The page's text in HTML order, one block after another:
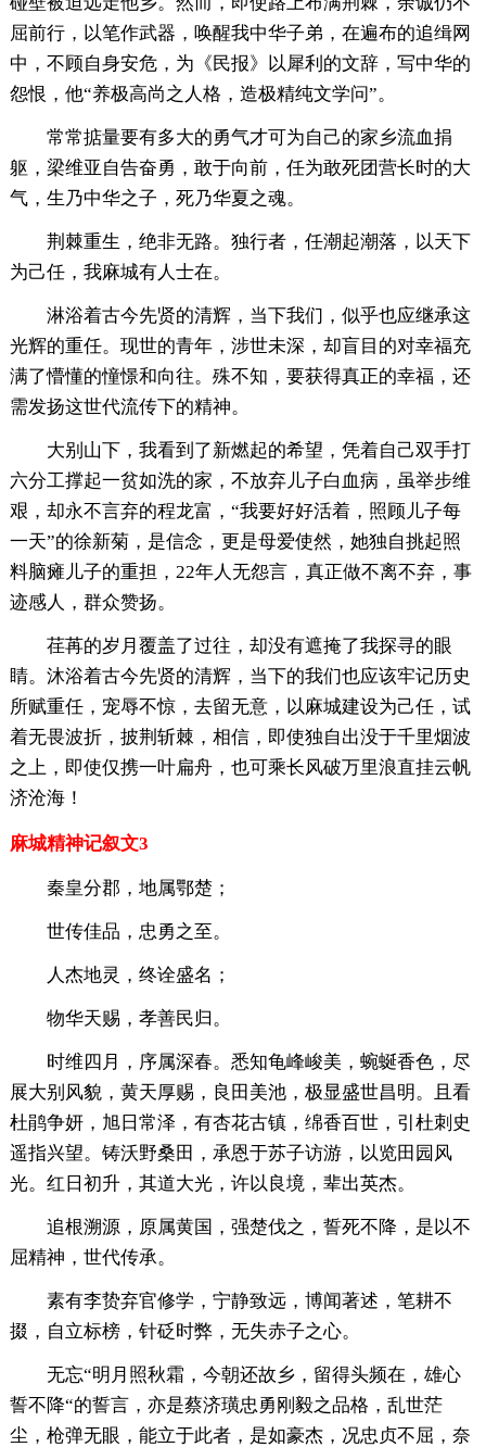
屈前行，以笔作武器，唤醒我中华子弟，在遍布的追缉网
中，不顾自身安危，为《民报》以犀利的文辞，写中华的
怨恨，他“养极高尚之人格，造极精纯文学问”。
常常掂量要有多大的勇气才可为自己的家乡流血捐
躯，梁维亚自告奋勇，敢于向前，任为敢死团营长时的大
气，生乃中华之子，死乃华夏之魂。
荆棘重生，绝非无路。独行者，任潮起潮落，以天下
为己任，我麻城有人士在。
淋浴着古今先贤的清辉，当下我们，似乎也应继承这
光辉的重任。现世的青年，涉世未深，却盲目的对幸福充
满了懵懂的憧憬和向往。殊不知，要获得真正的幸福，还
需发扬这世代流传下的精神。
大别山下，我看到了新燃起的希望，凭着自己双手打
六分工撑起一贫如洗的家，不放弃儿子白血病，虽举步维
艰，却永不言弃的程龙富，“我要好好活着，照顾儿子每
一天”的徐新菊，是信念，更是母爱使然，她独自挑起照
料脑瘫儿子的重担，22年人无怨言，真正做不离不弃，事
迹感人，群众赞扬。
荏苒的岁月覆盖了过往，却没有遮掩了我探寻的眼
睛。沐浴着古今先贤的清辉，当下的我们也应该牢记历史
所赋重任，宠辱不惊，去留无意，以麻城建设为己任，试
着无畏波折，披荆斩棘，相信，即使独自出没于千里烟波
之上，即使仅携一叶扁舟，也可乘长风破万里浪直挂云帆
济沧海！
麻城精神记叙文3
秦皇分郡，地属鄂楚；
世传佳品，忠勇之至。
人杰地灵，终诠盛名；
物华天赐，孝善民归。
时维四月，序属深春。悉知龟峰峻美，蜿蜒香色，尽
展大别风貌，黄天厚赐，良田美池，极显盛世昌明。且看
杜鹃争妍，旭日常泽，有杏花古镇，绵香百世，引杜刺史
遥指兴望。铸沃野桑田，承恩于苏子访游，以览田园风
光。红日初升，其道大光，许以良境，辈出英杰。
追根溯源，原属黄国，强楚伐之，誓死不降，是以不
屈精神，世代传承。
素有李贽弃官修学，宁静致远，博闻著述，笔耕不
掇，自立标榜，针砭时弊，无失赤子之心。
无忘“明月照秋霜，今朝还故乡，留得头频在，雄心
誓不降“的誓言，亦是蔡济璜忠勇刚毅之品格，乱世茫
尘，枪弹无眼，能立于此者，是如豪杰，况忠贞不屈，奈